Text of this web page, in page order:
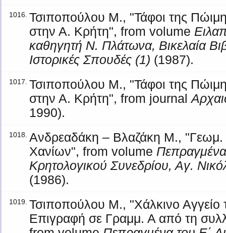
1016. Τσιποπούλου Μ., "Τάφοι της
στην Α. Κρήτη", from volume
καθηγητή Ν. Πλάτωνα, Βικελαία
Ιστορικές Σπουδές (1) (1987).
1017. Τσιποπούλου Μ., "Τάφοι της
στην Α. Κρήτη", from journal
1990).
1018. Ανδρεαδάκη – Βλαζάκη Μ., "Γεωμ.
Χανίων", from volume
Κρητολογικού Συνεδρίου, Αγ.
(1986).
1019. Τσιποπούλου Μ., "Χάλκινο
Επιγραφή σε Γραμμ. Α από τη